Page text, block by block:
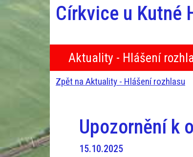
Církvice u Kutné
Aktuality - Hlášení
Zpět na Aktuality - Hlášení rozhlasu
Upozornění k
15.10.2025